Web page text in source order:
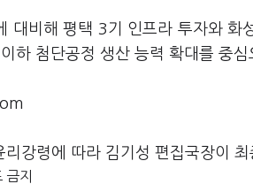
대비해 평택 3기 인프라 투자와 화
하 첨단공정 생산 능력 확대를 중심
강령에 따라 김기성 편집국장이 최
지